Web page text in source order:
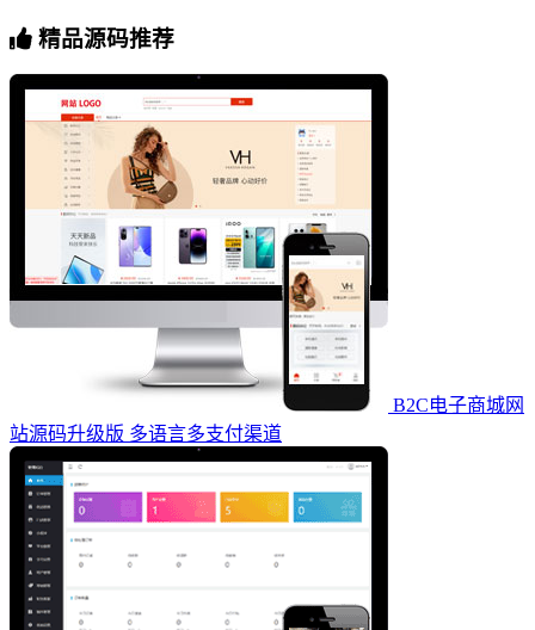
精品源码推荐
B2C电子商城网
站源码升级版 多语言多支付渠道